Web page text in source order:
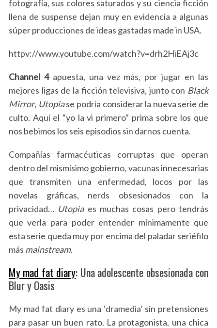
fotografía, sus colores saturados y su ciencia ficción
llena de suspense dejan muy en evidencia a algunas
súper producciones de ideas gastadas made in USA.
httpv://www.youtube.com/watch?v=drh2HiEAj3c
Channel 4apuesta, una vez más, por jugar en las
mejores ligas de la ficción televisiva, junto con Black
Mirror, Utopiase podría considerar la nueva serie de
culto. Aquí el “yo la vi primero” prima sobre los que
nos bebimos los seis episodios sin darnos cuenta.
Compañías farmacéuticas corruptas que operan
dentro del mismísimo gobierno, vacunas innecesarias
que transmiten una enfermedad, locos por las
novelas gráficas, nerds obsesionados con la
privacidad… Utopiaes muchas cosas pero tendrás
que verla para poder entender mínimamente que
esta serie queda muy por encima del paladar seriéfilo
más mainstream.
My mad fat diary: Una adolescente obsesionada con
Blur y Oasis
My mad fat diary es una ‘dramedia’ sin pretensiones
para pasar un buen rato. La protagonista, una chica